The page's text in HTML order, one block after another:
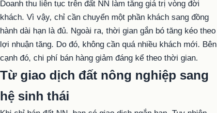
Doanh thu liên tục trên đất NN làm tăng giá trị vòng đời
khách. Vì vậy, chỉ cần chuyển một phần khách sang đồng
hành dài hạn là đủ. Ngoài ra, thời gian gắn bó tăng kéo theo
lợi nhuận tăng. Do đó, không cần quá nhiều khách mới. Bên
cạnh đó, chi phí bán hàng giảm đáng kể theo thời gian.
Từ giao dịch đất nông nghiệp sang
hệ sinh thái